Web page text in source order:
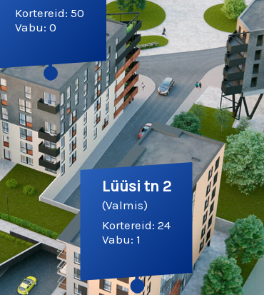
Kortereid: 50
Vabu: 0
Lüüsi tn 2
(Valmis)
Kortereid: 24
Vabu: 1